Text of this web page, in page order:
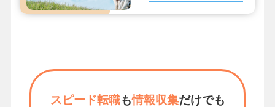
スピード転職も情報収集だけでも